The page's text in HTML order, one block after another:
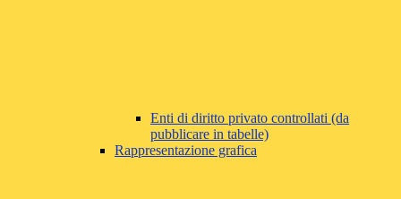
Enti di diritto privato controllati (da
pubblicare in tabelle)
Rappresentazione grafica